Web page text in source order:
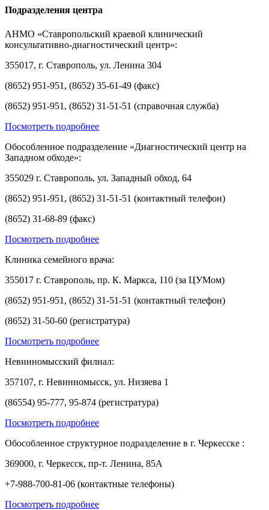
Подразделения центра
АНМО «Ставропольский краевой клинический
консультативно-диагностический центр»:
355017, г. Ставрополь, ул. Ленина 304
(8652) 951-951, (8652) 35-61-49 (факс)
(8652) 951-951, (8652) 31-51-51 (справочная служба)
Посмотреть подробнее
Обособленное подразделение «Диагностический центр на
Западном обходе»:
355029 г. Ставрополь, ул. Западный обход, 64
(8652) 951-951, (8652) 31-51-51 (контактный телефон)
(8652) 31-68-89 (факс)
Посмотреть подробнее
Клиника семейного врача:
355017 г. Ставрополь, пр. К. Маркса, 110 (за ЦУМом)
(8652) 951-951, (8652) 31-51-51 (контактный телефон)
(8652) 31-50-60 (регистратура)
Посмотреть подробнее
Невинномысский филиал:
357107, г. Невинномысск, ул. Низяева 1
(86554) 95-777, 95-874 (регистратура)
Посмотреть подробнее
Обособленное структурное подразделение в г. Черкесске :
369000, г. Черкесск, пр-т. Ленина, 85А
+7-988-700-81-06 (контактные телефоны)
Посмотреть подробнее